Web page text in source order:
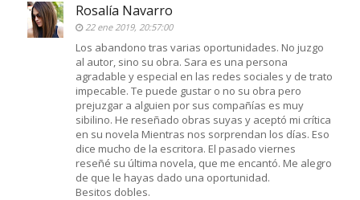
Rosalía Navarro
22 ene 2019, 20:57:00
Los abandono tras varias oportunidades. No juzgo
al autor, sino su obra. Sara es una persona
agradable y especial en las redes sociales y de trato
impecable. Te puede gustar o no su obra pero
prejuzgar a alguien por sus compañías es muy
sibilino. He reseñado obras suyas y aceptó mi crítica
en su novela Mientras nos sorprendan los días. Eso
dice mucho de la escritora. El pasado viernes
reseñé su última novela, que me encantó. Me alegro
de que le hayas dado una oportunidad.
Besitos dobles.